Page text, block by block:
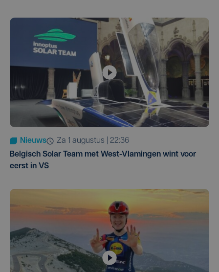
Nieuws
za 1 augustus | 22:36
Belgisch Solar Team met West-Vlamingen wint voor
eerst in VS